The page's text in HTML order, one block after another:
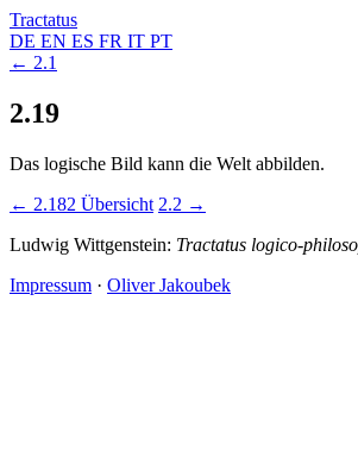
Tractatus
DE EN ES FR IT PT
← 2.1
2.19
Das logische Bild kann die Welt abbilden.
← 2.182 Übersicht 2.2 →
Ludwig Wittgenstein: Tractatus logico-
Impressum · Oliver Jakoubek